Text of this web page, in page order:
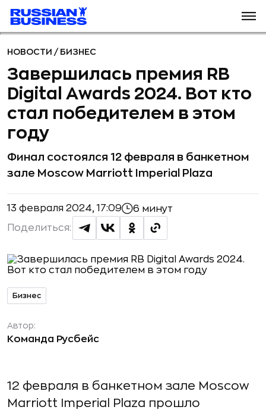
НОВОСТИ / БИЗНЕС
Завершилась премия RB
Digital Awards 2024. Вот кто
стал победителем в этом
году
Финал состоялся 12 февраля в банкетном
зале Moscow Marriott Imperial Plaza
13 февраля 2024, 17:09 6 минут
Поделиться:
Бизнес
Автор:
Команда Русбейс
12 февраля в банкетном зале Moscow
Marriott Imperial Plaza прошло